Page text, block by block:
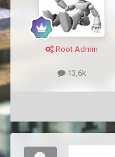
Root Admin
13,6k